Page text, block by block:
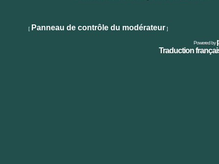
nouveau
sujet
[ Panneau de contrôle du modérateur]
Powered by
Traduction